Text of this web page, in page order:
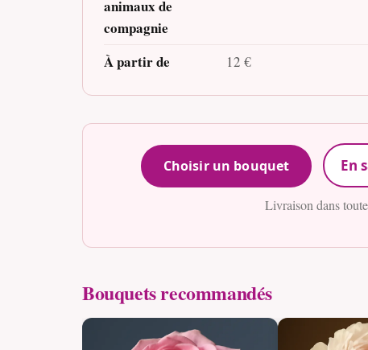
animaux de
compagnie
À partir de 12 €
Choisir un bouquet En
Livraison dans
Bouquets recommandés